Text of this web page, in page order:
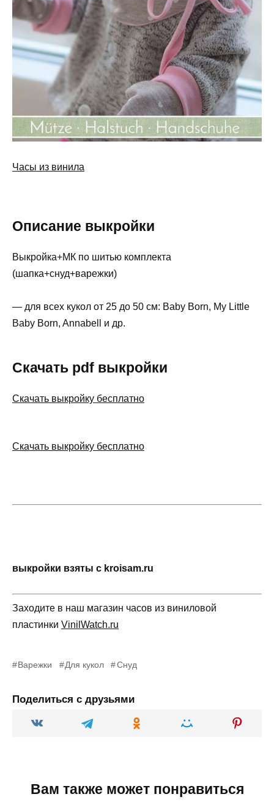
Часы из винила
Описание выкройки
Выкройка+МК по шитью комплекта
(шапка+снуд+варежки)
— для всех кукол от 25 до 50 см: Baby Born, My Little
Baby Born, Annabell и др.
Скачать pdf выкройки
Скачать выкройку бесплатно
Скачать выкройку бесплатно
выкройки взяты с kroisam.ru
Заходите в наш магазин часов из виниловой
пластинки VinilWatch.ru
Варежки Для кукол Снуд
Поделиться с друзьями
Вам также может понравиться